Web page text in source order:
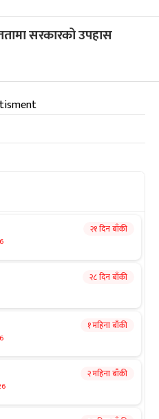
सरकारको उपहास
२१ दिन बाँकी
२८ दिन बाँकी
१ महिना बाँकी
२ महिना बाँकी